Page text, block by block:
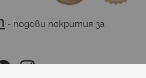
- подови покрития за